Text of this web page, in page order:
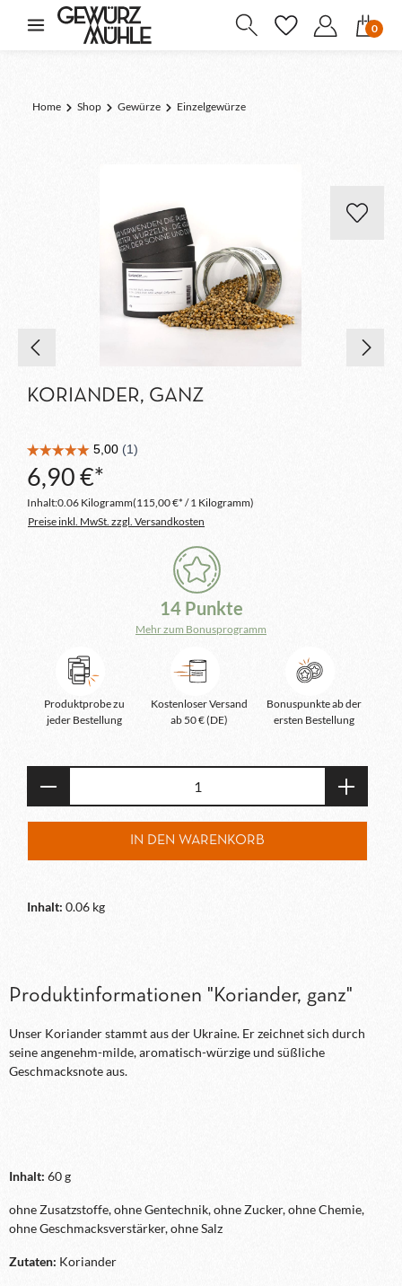
springen
0
Home Shop Gewürze Einzelgewürze
KORIANDER, GANZ
6,90 €*
Inhalt:0.06 Kilogramm(115,00 €* / 1 Kilogramm)
Preise inkl. MwSt. zzgl. Versandkosten
14 Punkte
Mehr zum Bonusprogramm
Produktprobe zu
jeder Bestellung
Kostenloser Versand
ab 50 € (DE)
Bonuspunkte ab der
ersten Bestellung
Produkt Anzahl: Gib den gewünschten
IN DEN WARENKORB
Inhalt: 0.06 kg
Produktinformationen "Koriander, ganz"
Unser Koriander stammt aus der Ukraine. Er zeichnet sich durch
seine angenehm-milde, aromatisch-würzige und süßliche
Geschmacksnote aus.
Inhalt: 60 g
ohne Zusatzstoffe, ohne Gentechnik, ohne Zucker, ohne Chemie,
ohne Geschmacksverstärker, ohne Salz
Zutaten: Koriander